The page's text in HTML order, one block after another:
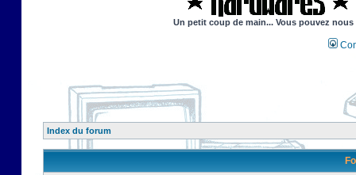
Un petit coup de main... Vous pouvez
Index du forum